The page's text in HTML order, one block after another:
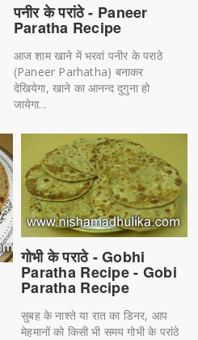
पनीर के परांठे - Paneer
Paratha Recipe
आज शाम खाने में भरवां पनीर के पराठे
(Paneer Parhatha) बनाकर
देखियेगा, खाने का आनन्द दुगुना हो
जायेगा...
गोभी के पराठे - Gobhi
Paratha Recipe - Gobi
Paratha Recipe
सुबह के नाश्ते या रात का डिनर, आप
मेहमानों को किसी भी समय गोभी के परांठे